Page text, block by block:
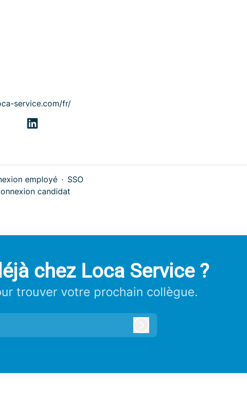
service.com/fr/
employé · SSO
candidat
chez Loca Service ?
trouver votre prochain collègue.